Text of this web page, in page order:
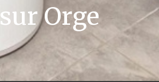
sur Orge